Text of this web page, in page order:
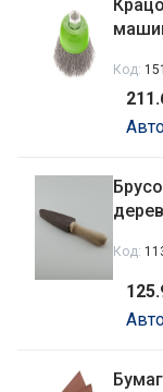
машины 65мм, М14,
Код:
Код: